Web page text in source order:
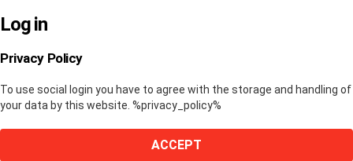
Log in
Privacy Policy
To use social login you have to agree with the storage and handling of
your data by this website. %privacy_policy%
ACCEPT